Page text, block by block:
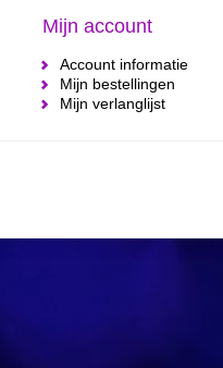
Mijn account
Account informatie
Mijn bestellingen
Mijn verlanglijst